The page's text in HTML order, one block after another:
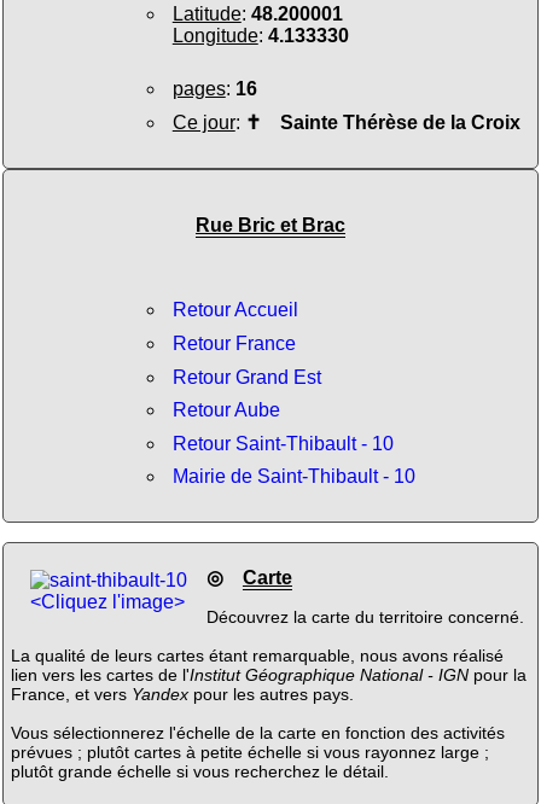
Latitude: 48.200001
Longitude: 4.133330
pages: 16
Ce jour: ✝ Sainte Thérèse de la Croix
Rue Bric et Brac
Retour Accueil
Retour France
Retour Grand Est
Retour Aube
Retour Saint-Thibault - 10
Mairie de Saint-Thibault - 10
<Cliquez l'image>
◎ Carte
Découvrez la carte du territoire concerné.
La qualité de leurs cartes étant remarquable, nous avons réalisé
lien vers les cartes de l'Institut Géographique National - IGNpour la
France, et vers Yandexpour les autres pays.
Vous sélectionnerez l'échelle de la carte en fonction des activités
prévues ; plutôt cartes à petite échelle si vous rayonnez large ;
plutôt grande échelle si vous recherchez le détail.